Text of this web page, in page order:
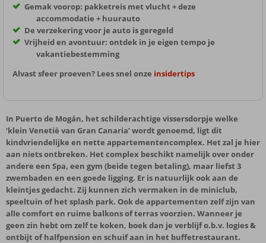
Gemak voorop: pakketreis met vlucht + deze
accommodatie + huurauto
De verzekering voor je auto is geregeld
Vrijheid en avontuur: ontdek in je eigen tempo je
vakantiebestemming
Alvast sfeer proeven? Lees snel onze insidertips
In Puerto de Mogán, het schilderachtige vissersdorpje welke
‘klein Venetië van Gran Canaria’ wordt genoemd, ligt dit
kindvriendelijke en nette appartementencomplex. Het zal je hier
aan niets ontbreken. Het complex beschikt namelijk over onder
andere een Spa, een gym (beide tegen betaling), maar liefst 3
zwembaden en een goede ligging. Er is natuurlijk ook aan de
kleintjes gedacht. Zij kunnen zich vermaken in de miniclub,
speeltuin of het splash park. Ook de appartementen zelf zijn van
alle comfort en ruime balkons of terras voorzien. Wanneer je
geen zin hebt om zelf te koken, boek dan je verblijf o.b.v. logies &
ontbijt of halfpension en schuif aan in het buffetrestaurant.